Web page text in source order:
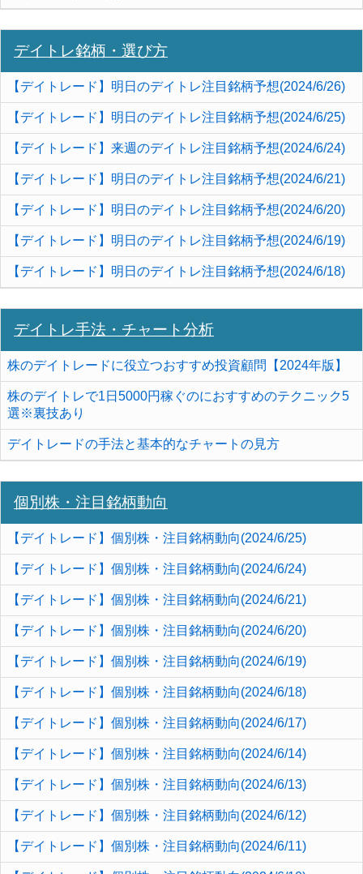
デイトレ銘柄・選び方
【デイトレード】明日のデイトレ注目銘柄予想(2024/6/26)
【デイトレード】明日のデイトレ注目銘柄予想(2024/6/25)
【デイトレード】来週のデイトレ注目銘柄予想(2024/6/24)
【デイトレード】明日のデイトレ注目銘柄予想(2024/6/21)
【デイトレード】明日のデイトレ注目銘柄予想(2024/6/20)
【デイトレード】明日のデイトレ注目銘柄予想(2024/6/19)
【デイトレード】明日のデイトレ注目銘柄予想(2024/6/18)
デイトレ手法・チャート分析
株のデイトレードに役立つおすすめ投資顧問【2024年版】
株のデイトレで1日5000円稼ぐのにおすすめのテクニック5
選※裏技あり
デイトレードの手法と基本的なチャートの見方
個別株・注目銘柄動向
【デイトレード】個別株・注目銘柄動向(2024/6/25)
【デイトレード】個別株・注目銘柄動向(2024/6/24)
【デイトレード】個別株・注目銘柄動向(2024/6/21)
【デイトレード】個別株・注目銘柄動向(2024/6/20)
【デイトレード】個別株・注目銘柄動向(2024/6/19)
【デイトレード】個別株・注目銘柄動向(2024/6/18)
【デイトレード】個別株・注目銘柄動向(2024/6/17)
【デイトレード】個別株・注目銘柄動向(2024/6/14)
【デイトレード】個別株・注目銘柄動向(2024/6/13)
【デイトレード】個別株・注目銘柄動向(2024/6/12)
【デイトレード】個別株・注目銘柄動向(2024/6/11)